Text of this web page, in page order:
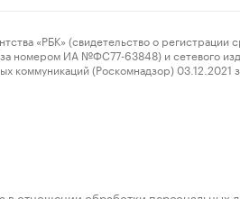
(свидетельство о регистрации
номером ИА №ФС77-63848) и сетевого
коммуникаций (Роскомнадзор)